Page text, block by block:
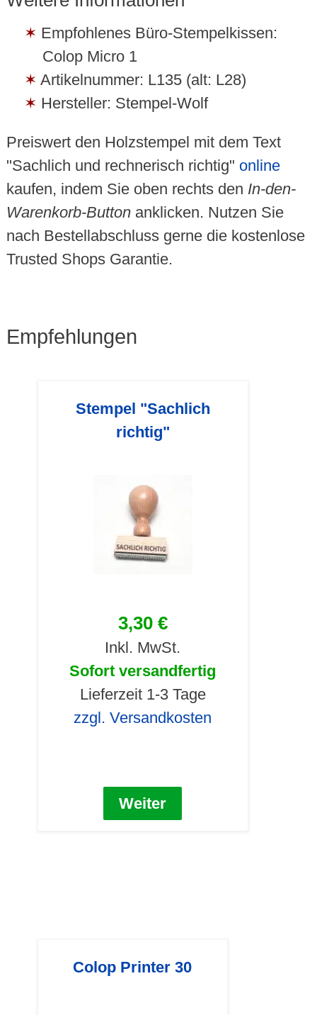
Empfohlenes Büro-Stempelkissen:
Colop Micro 1
Artikelnummer: L135 (alt: L28)
Hersteller: Stempel-Wolf
Preiswert den Holzstempel mit dem Text
"Sachlich und rechnerisch richtig" online
kaufen, indem Sie oben rechts den In-den-
Warenkorb-Buttonanklicken. Nutzen Sie
nach Bestellabschluss gerne die kostenlose
Trusted Shops Garantie.
Empfehlungen
Stempel "Sachlich
richtig"
3,30 €
Inkl. MwSt.
Sofort versandfertig
Lieferzeit 1-3 Tage
zzgl. Versandkosten
Weiter
Colop Printer 30